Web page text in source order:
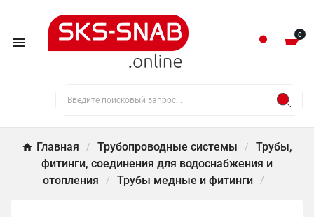
 0
Главная Трубопроводные системы
Трубы,
фитинги, соединения для водоснабжения и
отопления
Трубы медные и фитинги